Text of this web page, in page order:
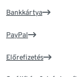
Bankkártya
PayPal
Előrefizetés